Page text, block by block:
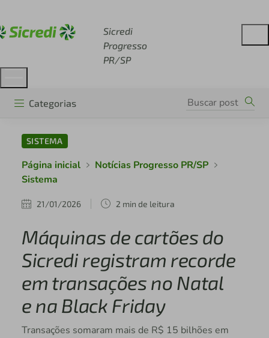
Sicredi
Progresso
PR/SP
Categorias
SISTEMA
Página inicial
Notícias Progresso PR/SP
Sistema
21/01/2026 2 min de leitura
Máquinas de cartões do
Sicredi registram recorde
em transações no Natal
e na Black Friday
Transações somaram mais de R$ 15 bilhões em